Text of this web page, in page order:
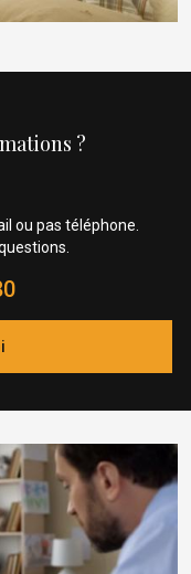
?
ou pas téléphone.